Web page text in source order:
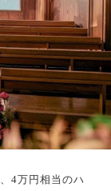
4万円相当のハ